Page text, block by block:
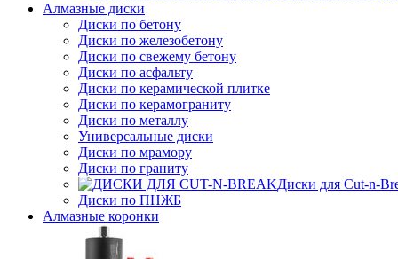
Алмазные диски
Диски по бетону
Диски по железобетону
Диски по свежему бетону
Диски по асфальту
Диски по керамической плитке
Диски по керамограниту
Диски по металлу
Универсальные диски
Диски по мрамору
Диски по граниту
Диски для Cut-n-
Диски по ПНЖБ
Алмазные коронки